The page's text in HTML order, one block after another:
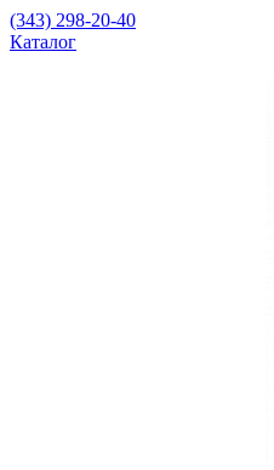
(343) 298-20-40
Каталог